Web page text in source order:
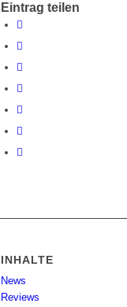
Eintrag teilen
INHALTE
News
Reviews